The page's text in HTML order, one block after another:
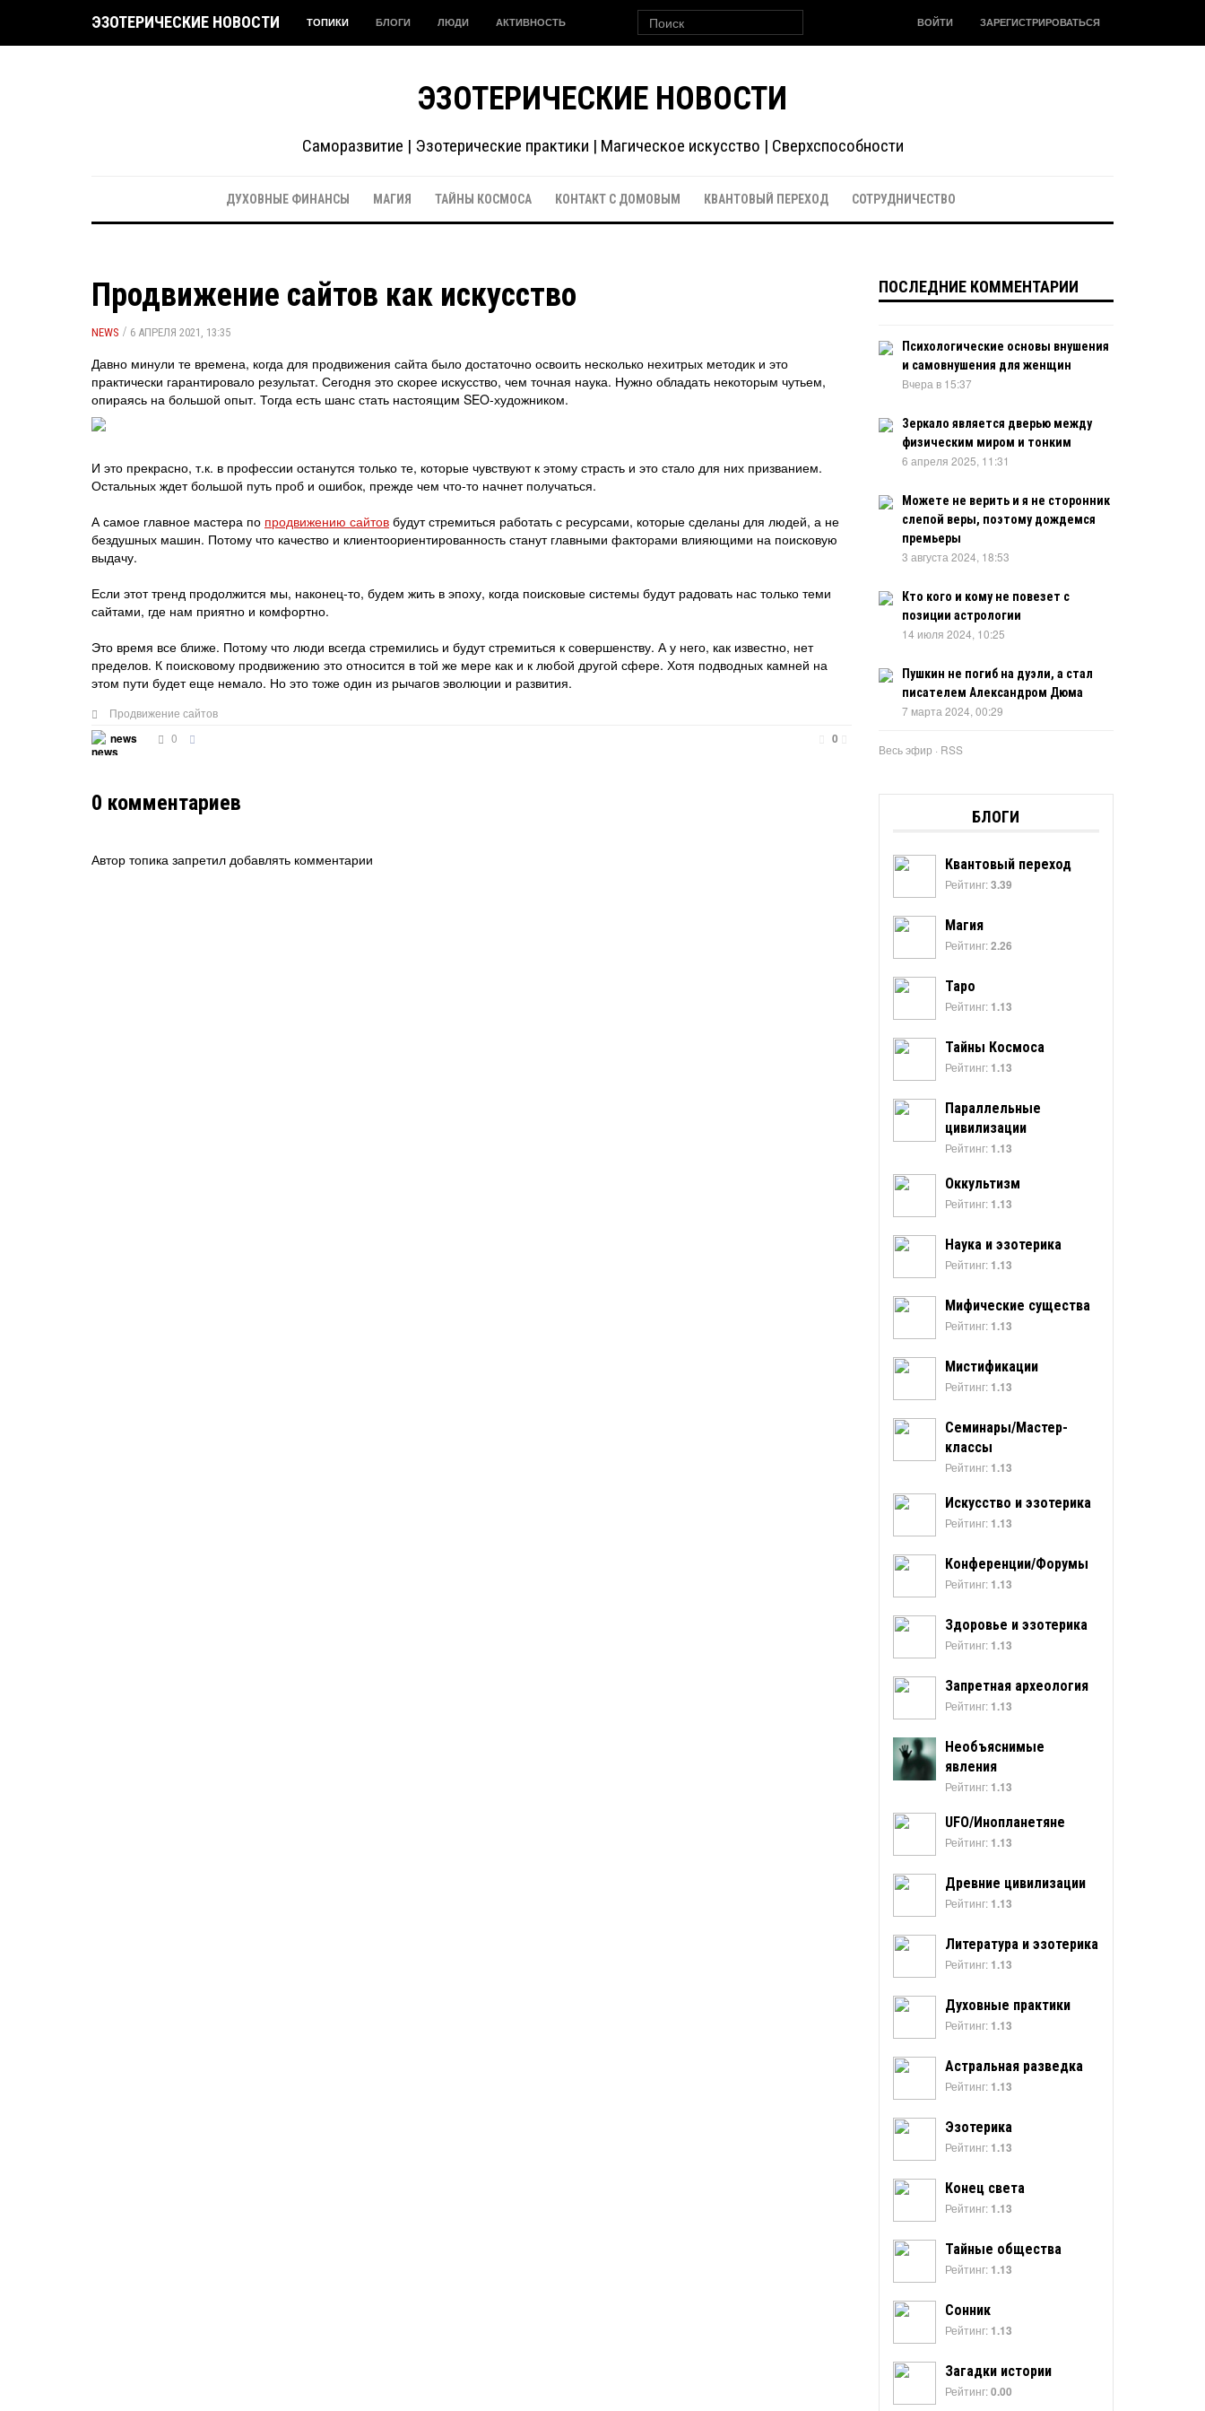
ЭЗОТЕРИЧЕСКИЕ НОВОСТИ ТОПИКИ БЛОГИ ЛЮДИ АКТИВНОСТЬ ВОЙТИ ЗАРЕГИСТРИРОВАТЬСЯ
ЭЗОТЕРИЧЕСКИЕ НОВОСТИ
Саморазвитие | Эзотерические практики | Магическое искусство | Сверхспособности
ДУХОВНЫЕ ФИНАНСЫ МАГИЯ ТАЙНЫ КОСМОСА КОНТАКТ С ДОМОВЫМ КВАНТОВЫЙ ПЕРЕХОД СОТРУДНИЧЕСТВО
Продвижение сайтов как искусство
NEWS / 6 АПРЕЛЯ 2021, 13:35
Давно минули те времена, когда для продвижения сайта было достаточно освоить несколько нехитрых методик и это
практически гарантировало результат. Сегодня это скорее искусство, чем точная наука. Нужно обладать некоторым чутьем,
опираясь на большой опыт. Тогда есть шанс стать настоящим SEO-художником.
И это прекрасно, т.к. в профессии останутся только те, которые чувствуют к этому страсть и это стало для них призванием.
Остальных ждет большой путь проб и ошибок, прежде чем что-то начнет получаться.
А самое главное мастера по продвижению сайтов будут стремиться работать с ресурсами, которые сделаны для людей, а не
бездушных машин. Потому что качество и клиентоориентированность станут главными факторами влияющими на поисковую
выдачу.
Если этот тренд продолжится мы, наконец-то, будем жить в эпоху, когда поисковые системы будут радовать нас только теми
сайтами, где нам приятно и комфортно.
Это время все ближе. Потому что люди всегда стремились и будут стремиться к совершенству. А у него, как известно, нет
пределов. К поисковому продвижению это относится в той же мере как и к любой другой сфере. Хотя подводных камней на
этом пути будет еще немало. Но это тоже один из рычагов эволюции и развития.
Продвижение сайтов
news
0 0
0 комментариев
Автор топика запретил добавлять комментарии
ПОСЛЕДНИЕ КОММЕНТАРИИ
Психологические основы внушения
и самовнушения для женщин
Вчера в 15:37
Зеркало является дверью между
физическим миром и тонким
6 апреля 2025, 11:31
Можете не верить и я не сторонник
слепой веры, поэтому дождемся
премьеры
3 августа 2024, 18:53
Кто кого и кому не повезет с
позиции астрологии
14 июля 2024, 10:25
Пушкин не погиб на дуэли, а стал
писателем Александром Дюма
7 марта 2024, 00:29
Весь эфир · RSS
БЛОГИ
Квантовый переход
Рейтинг:3.39
Магия
Рейтинг:2.26
Таро
Рейтинг: 1.13
Тайны Космоса
Рейтинг: 1.13
Параллельные
цивилизации
Рейтинг: 1.13
Оккультизм
Рейтинг: 1.13
Наука и эзотерика
Рейтинг: 1.13
Мифические существа
Рейтинг: 1.13
Мистификации
Рейтинг: 1.13
Семинары/Мастер-
классы
Рейтинг: 1.13
Искусство и эзотерика
Рейтинг: 1.13
Конференции/Форумы
Рейтинг: 1.13
Здоровье и эзотерика
Рейтинг: 1.13
Запретная археология
Рейтинг: 1.13
Необъяснимые
явления
Рейтинг: 1.13
UFO/Инопланетяне
Рейтинг: 1.13
Древние цивилизации
Рейтинг: 1.13
Литература и эзотерика
Рейтинг: 1.13
Духовные практики
Рейтинг: 1.13
Астральная разведка
Рейтинг: 1.13
Эзотерика
Рейтинг: 1.13
Конец света
Рейтинг: 1.13
Тайные общества
Рейтинг: 1.13
Сонник
Рейтинг: 1.13
Загадки истории
Рейтинг:0.00